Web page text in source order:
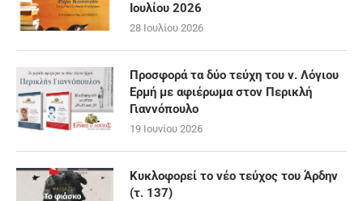
Ιουλίου 2026
28 Ιουλίου 2026
Προσφορά τα δύο τεύχη του ν. Λόγιου
Ερμή με αφιέρωμα στον Περικλή
Γιαννόπουλο
19 Ιουνίου 2026
Κυκλοφορεί το νέο τεύχος του Άρδην
(τ. 137)